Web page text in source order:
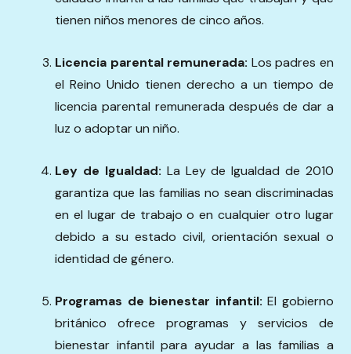
tienen niños menores de cinco años.
Licencia parental remunerada: Los padres en
el Reino Unido tienen derecho a un tiempo de
licencia parental remunerada después de dar a
luz o adoptar un niño.
Ley de Igualdad: La Ley de Igualdad de 2010
garantiza que las familias no sean discriminadas
en el lugar de trabajo o en cualquier otro lugar
debido a su estado civil, orientación sexual o
identidad de género.
Programas de bienestar infantil: El gobierno
británico ofrece programas y servicios de
bienestar infantil para ayudar a las familias a